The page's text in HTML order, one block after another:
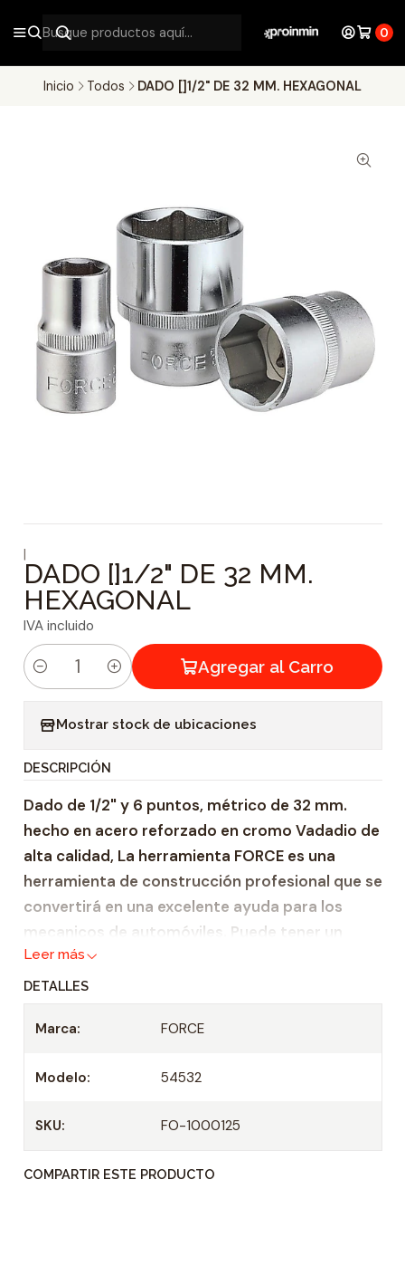
0
Inicio Todos DADO []1/2" DE 32 MM. HEXAGONAL
|
DADO []1/2" DE 32 MM.
HEXAGONAL
IVA incluido
C
i
d
a
d
Agregar al Carro
Mostrar stock de ubicaciones
DESCRIPCIÓN
Dado de 1/2" y 6 puntos, métrico de 32 mm.
hecho en acero reforzado en cromo Vadadio de
alta calidad, La herramienta FORCE es una
herramienta de construcción profesional que se
convertirá en una excelente ayuda para los
mecanicos de automóviles. Puede tener un
certificado de integridad, así como un
certificado internacional DIN EN ISO 9001:2000.
Zócalo de servicio pesado hecho de acero
Adecuado para todas las carracas de 1/2" y
Casquillo: 1/2"
Longitud: 38 mm
Tamaño: 32 mm
Leer más
DETALLES
Marca: FORCE
Modelo: 54532
SKU: FO-1000125
COMPARTIR ESTE PRODUCTO